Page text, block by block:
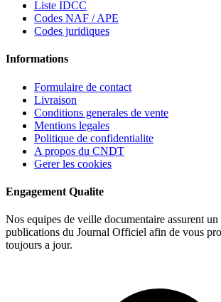
Liste IDCC
Codes NAF / APE
Codes juridiques
Informations
Formulaire de contact
Livraison
Conditions generales de vente
Mentions legales
Politique de confidentialite
A propos du CNDT
Gerer les cookies
Engagement Qualite
Nos equipes de veille documentaire assurent
publications du Journal Officiel afin de vous
toujours a jour.